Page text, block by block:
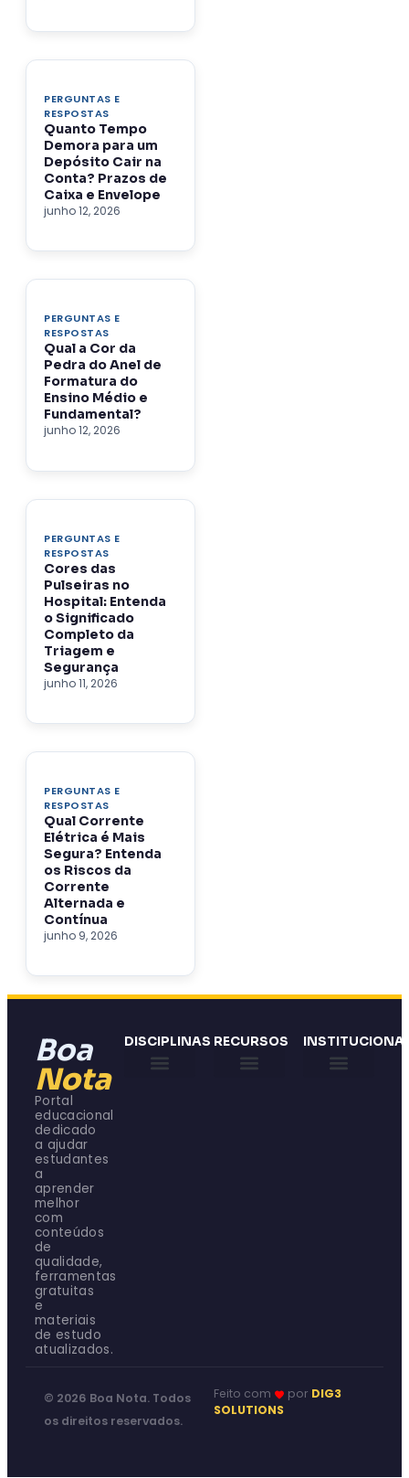
PERGUNTAS E
RESPOSTAS
Quanto Tempo
Demora para um
Depósito Cair na
Conta? Prazos de
Caixa e Envelope
junho 12, 2026
PERGUNTAS E
RESPOSTAS
Qual a Cor da
Pedra do Anel de
Formatura do
Ensino Médio e
Fundamental?
junho 12, 2026
PERGUNTAS E
RESPOSTAS
Cores das
Pulseiras no
Hospital: Entenda
o Significado
Completo da
Triagem e
Segurança
junho 11, 2026
PERGUNTAS E
RESPOSTAS
Qual Corrente
Elétrica é Mais
Segura? Entenda
os Riscos da
Corrente
Alternada e
Contínua
junho 9, 2026
Boa
Nota
Portal
educacional
dedicado
a ajudar
estudantes
a
aprender
melhor
com
conteúdos
de
qualidade,
ferramentas
gratuitas
e
materiais
de estudo
atualizados.
DISCIPLINAS RECURSOS
© 2026 Boa Nota. Todos
os direitos reservados.
Feito com por DIG3
SOLUTIONS